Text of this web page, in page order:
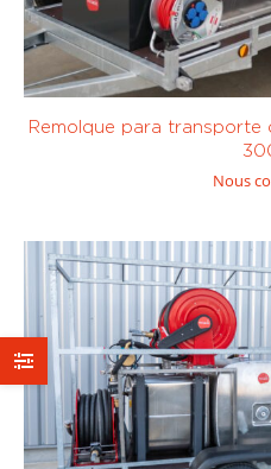
Gasolina
(SP95, SP98)
(0)
Sur
De 451 a 1000
calor
centrífuga(0)
Bomba
Remolque para transporte
Nous